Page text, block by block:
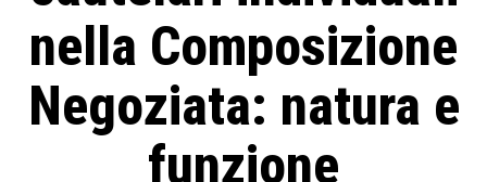
nella Composizione
Negoziata: natura e
funzione